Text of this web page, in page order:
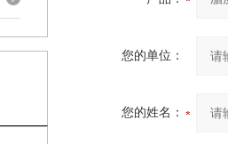
您的单位：
您的姓名：